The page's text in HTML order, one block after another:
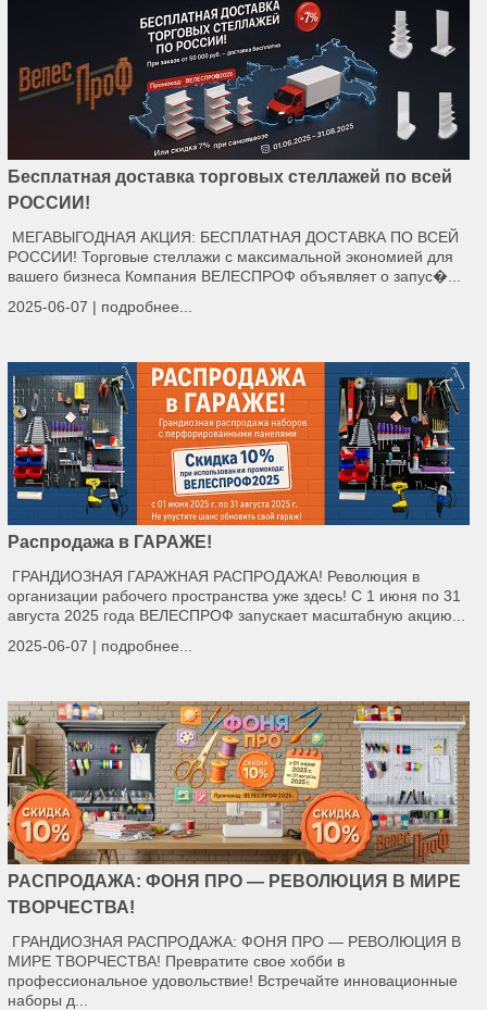
Бесплатная доставка торговых стеллажей по всей
РОССИИ!
МЕГАВЫГОДНАЯ АКЦИЯ: БЕСПЛАТНАЯ ДОСТАВКА ПО ВСЕЙ
РОССИИ! Торговые стеллажи с максимальной экономией для
вашего бизнеса Компания ВЕЛЕСПРОФ объявляет о запус�...
2025-06-07 | подробнее...
Распродажа в ГАРАЖЕ!
ГРАНДИОЗНАЯ ГАРАЖНАЯ РАСПРОДАЖА! Революция в
организации рабочего пространства уже здесь! С 1 июня по 31
августа 2025 года ВЕЛЕСПРОФ запускает масштабную акцию...
2025-06-07 | подробнее...
РАСПРОДАЖА: ФОНЯ ПРО — РЕВОЛЮЦИЯ В МИРЕ
ТВОРЧЕСТВА!
ГРАНДИОЗНАЯ РАСПРОДАЖА: ФОНЯ ПРО — РЕВОЛЮЦИЯ В
МИРЕ ТВОРЧЕСТВА! Превратите свое хобби в
профессиональное удовольствие! Встречайте инновационные
наборы д...